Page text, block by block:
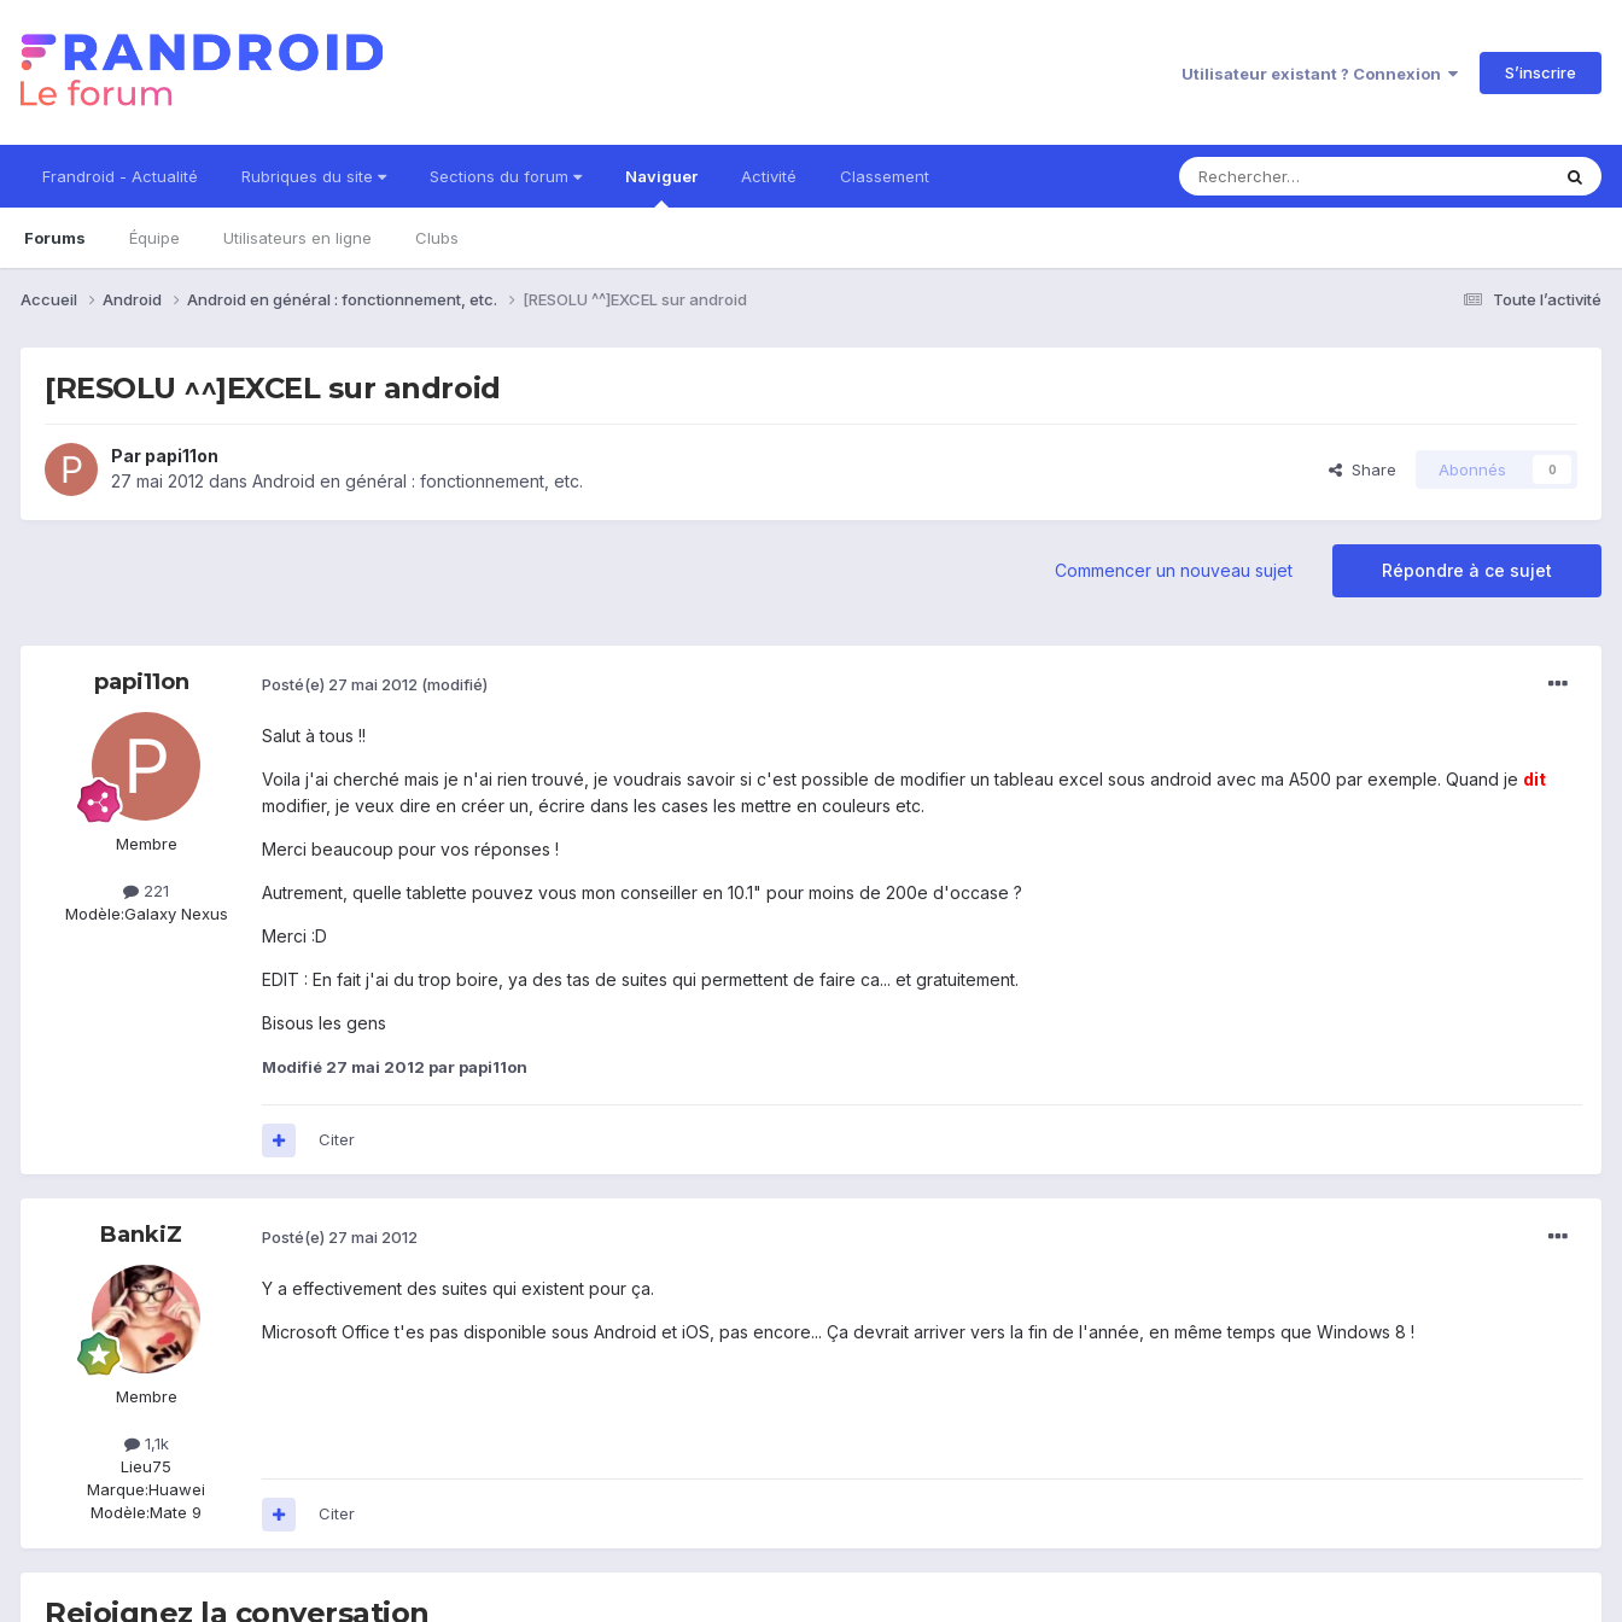
Utilisateur existant ? Connexion S’inscrire
Frandroid - Actualité Rubriques du site Sections du forum Naviguer
Forums Équipe Utilisateurs en ligne Clubs
Activité Classement
Toute l’activité
Accueil Android Android en général : fonctionnement, etc. [RESOLU ^^]EXCEL sur android
[RESOLU ^^]EXCEL sur android
Par papi11on
27 mai 2012 dans Android en général : fonctionnement, etc.
Share Abonnés 0
Répondre à ce sujet
Commencer un nouveau sujet
papi11on
Membre
221
Modèle:Galaxy Nexus
Posté(e) 27 mai 2012 (modifié)
Salut à tous !!
Voila j'ai cherché mais je n'ai rien trouvé, je voudrais savoir si c'est possible de modifier un tableau excel sous android avec ma A500 par exemple. Quand je dit
modifier, je veux dire en créer un, écrire dans les cases les mettre en couleurs etc.
Merci beaucoup pour vos réponses !
Autrement, quelle tablette pouvez vous mon conseiller en 10.1" pour moins de 200e d'occase ?
Merci :D
EDIT : En fait j'ai du trop boire, ya des tas de suites qui permettent de faire ca... et gratuitement.
Bisous les gens
Modifié 27 mai 2012 par papi11on
Citer
BankiZ
Membre
1,1k
Lieu75
Marque:Huawei
Modèle:Mate 9
Posté(e) 27 mai 2012
Y a effectivement des suites qui existent pour ça.
Microsoft Office t'es pas disponible sous Android et iOS, pas encore... Ça devrait arriver vers la fin de l'année, en même temps que Windows 8 !
Citer
Rejoignez la conversation